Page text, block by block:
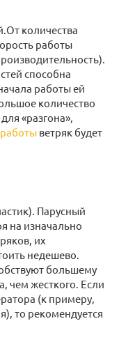
количества
работы
способна
работы ей
количество
«разгона»,
ветряк будет
Парусный
на изначально
их
недешево.
большему
чем жесткого. Если
(к примеру,
то рекомендуется